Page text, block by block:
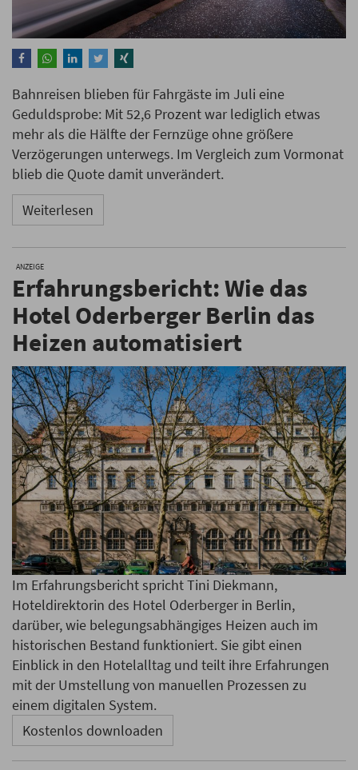
Bahnreisen blieben für Fahrgäste im Juli eine
Geduldsprobe: Mit 52,6 Prozent war lediglich etwas
mehr als die Hälfte der Fernzüge ohne größere
Verzögerungen unterwegs. Im Vergleich zum Vormonat
blieb die Quote damit unverändert.
Weiterlesen
ANZEIGE
Erfahrungsbericht: Wie das
Hotel Oderberger Berlin das
Heizen automatisiert
Im Erfahrungsbericht spricht Tini Diekmann,
Hoteldirektorin des Hotel Oderberger in Berlin,
darüber, wie belegungsabhängiges Heizen auch im
historischen Bestand funktioniert. Sie gibt einen
Einblick in den Hotelalltag und teilt ihre Erfahrungen
mit der Umstellung von manuellen Prozessen zu
einem digitalen System.
Kostenlos downloaden